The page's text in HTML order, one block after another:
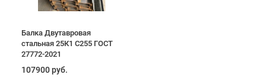
Балка Двутавровая
стальная 25К1 С255 ГОСТ
27772-2021
107900 руб.